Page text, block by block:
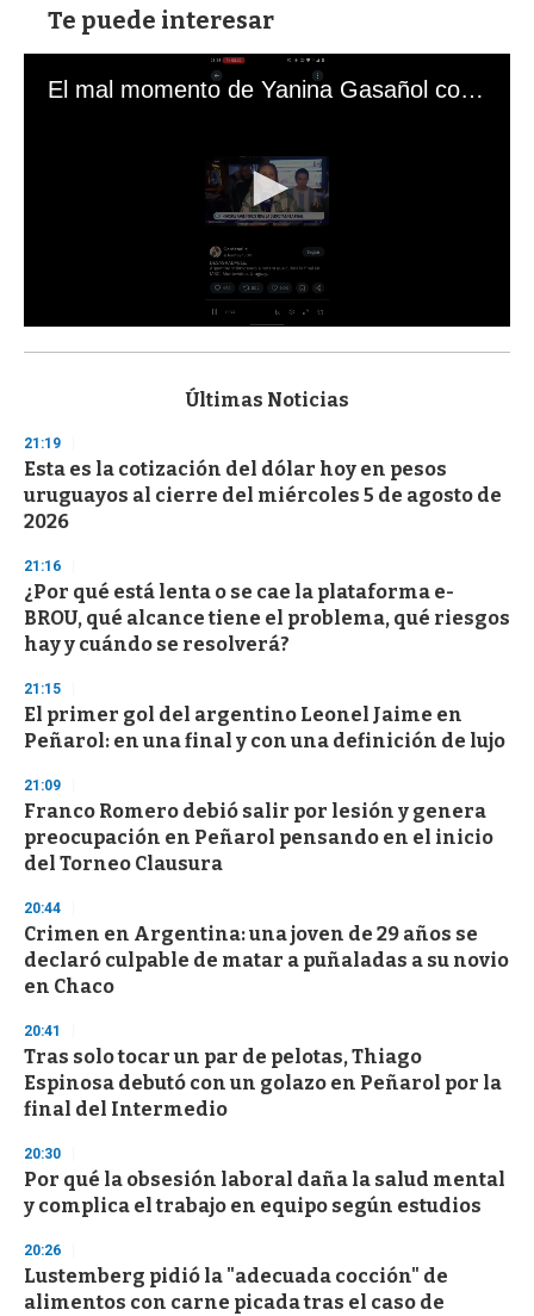
Te puede interesar
El mal momento de Yanina Gasañol con un hincha argentino en "Subrayado"
s
d
s
o
f
3
s
c
o
n
Últimas Noticias
21:19
Esta es la cotización del dólar hoy en pesos
uruguayos al cierre del miércoles 5 de agosto de
2026
21:16
¿Por qué está lenta o se cae la plataforma e-
BROU, qué alcance tiene el problema, qué riesgos
hay y cuándo se resolverá?
21:15
El primer gol del argentino Leonel Jaime en
Peñarol: en una final y con una definición de lujo
21:09
Franco Romero debió salir por lesión y genera
preocupación en Peñarol pensando en el inicio
del Torneo Clausura
20:44
Crimen en Argentina: una joven de 29 años se
declaró culpable de matar a puñaladas a su novio
en Chaco
20:41
Tras solo tocar un par de pelotas, Thiago
Espinosa debutó con un golazo en Peñarol por la
final del Intermedio
20:30
Por qué la obsesión laboral daña la salud mental
y complica el trabajo en equipo según estudios
20:26
Lustemberg pidió la "adecuada cocción" de
alimentos con carne picada tras el caso de